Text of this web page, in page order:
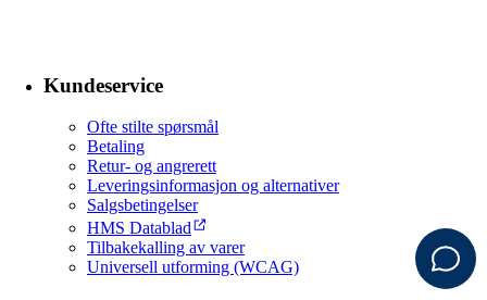
Kundeservice
Ofte stilte spørsmål
Betaling
Retur- og angrerett
Leveringsinformasjon og alternativer
Salgsbetingelser
HMS Datablad
Tilbakekalling av varer
Universell utforming (WCAG)